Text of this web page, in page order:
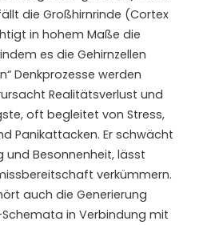
die Großhirnrinde (Cortex
in hohem Maße die
es die Gehirnzellen
Denkprozesse werden
Realitätsverlust und
oft begleitet von Stress,
Panikattacken. Er schwächt
und Besonnenheit, lässt
verkümmern.
auch die Generierung
in Verbindung mit